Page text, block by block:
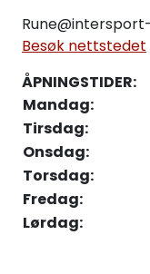
Besøk nettstedet
ÅPNINGSTIDER:
Mandag:
Tirsdag:
Onsdag:
Torsdag:
Fredag:
Lørdag: